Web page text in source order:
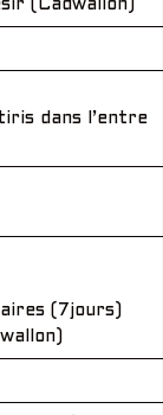
(Cadwallon)
dans l’entre
(7jours)